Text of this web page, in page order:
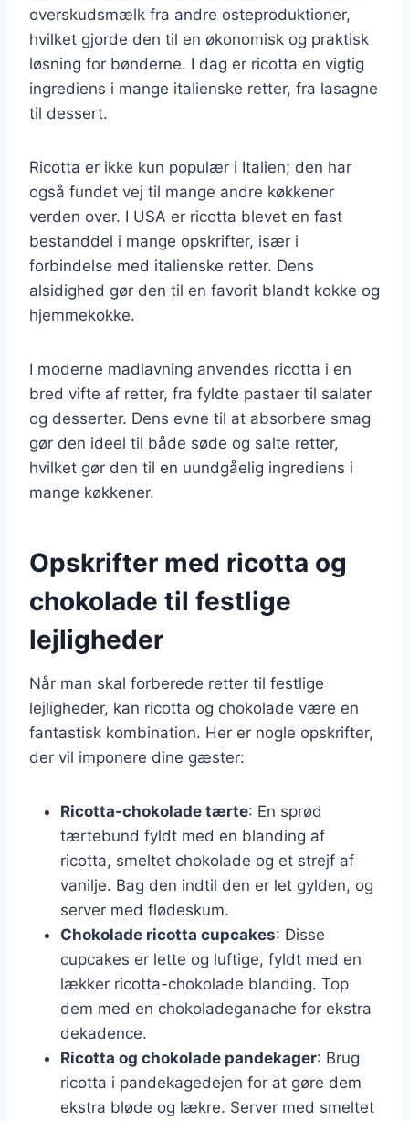
overskudsmælk fra andre osteproduktioner,
hvilket gjorde den til en økonomisk og praktisk
løsning for bønderne. I dag er ricotta en vigtig
ingrediens i mange italienske retter, fra lasagne
til dessert.
Ricotta er ikke kun populær i Italien; den har
også fundet vej til mange andre køkkener
verden over. I USA er ricotta blevet en fast
bestanddel i mange opskrifter, især i
forbindelse med italienske retter. Dens
alsidighed gør den til en favorit blandt kokke og
hjemmekokke.
I moderne madlavning anvendes ricotta i en
bred vifte af retter, fra fyldte pastaer til salater
og desserter. Dens evne til at absorbere smag
gør den ideel til både søde og salte retter,
hvilket gør den til en uundgåelig ingrediens i
mange køkkener.
Opskrifter med ricotta og
chokolade til festlige
lejligheder
Når man skal forberede retter til festlige
lejligheder, kan ricotta og chokolade være en
fantastisk kombination. Her er nogle opskrifter,
der vil imponere dine gæster:
Ricotta-chokolade tærte: En sprød
tærtebund fyldt med en blanding af
ricotta, smeltet chokolade og et strejf af
vanilje. Bag den indtil den er let gylden, og
server med flødeskum.
Chokolade ricotta cupcakes: Disse
cupcakes er lette og luftige, fyldt med en
lækker ricotta-chokolade blanding. Top
dem med en chokoladeganache for ekstra
dekadence.
Ricotta og chokolade pandekager: Brug
ricotta i pandekagedejen for at gøre dem
ekstra bløde og lækre. Server med smeltet